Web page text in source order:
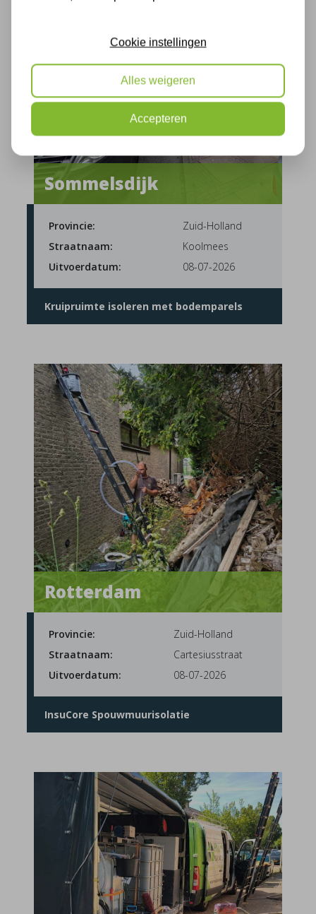
Sommelsdijk
Provincie:
Zuid-Holland
Straatnaam:
Koolmees
Uitvoerdatum:
08-07-2026
Kruipruimte isoleren met bodemparels
Rotterdam
Provincie:
Zuid-Holland
Straatnaam:
Cartesiusstraat
Uitvoerdatum:
08-07-2026
InsuCore Spouwmuurisolatie
Cookie instellingen
Alles weigeren
Accepteren